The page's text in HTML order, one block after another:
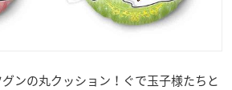
ンの丸クッション！ぐで玉子様たちと